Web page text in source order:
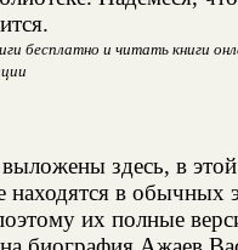
бесплатно и читать книги
здесь, в
находятся в обычных
их полные